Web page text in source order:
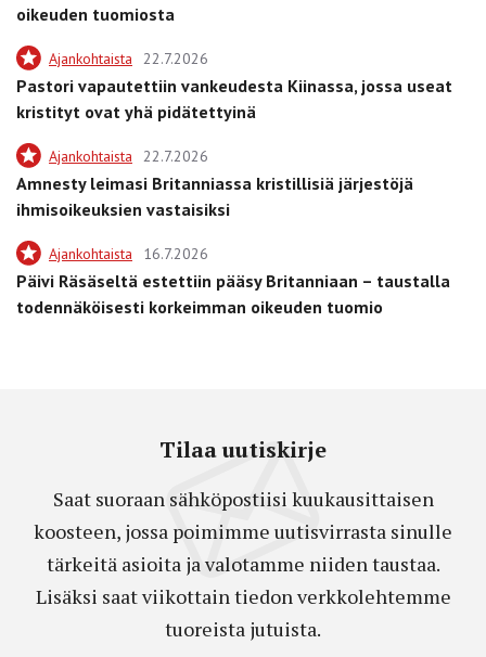
oikeuden tuomiosta
Ajankohtaista 22.7.2026
Pastori vapautettiin vankeudesta Kiinassa, jossa useat
kristityt ovat yhä pidätettyinä
Ajankohtaista 22.7.2026
Amnesty leimasi Britanniassa kristillisiä järjestöjä
ihmisoikeuksien vastaisiksi
Ajankohtaista 16.7.2026
Päivi Räsäseltä estettiin pääsy Britanniaan – taustalla
todennäköisesti korkeimman oikeuden tuomio
Tilaa uutiskirje
Saat suoraan sähköpostiisi kuukausittaisen
koosteen, jossa poimimme uutisvirrasta sinulle
tärkeitä asioita ja valotamme niiden taustaa.
Lisäksi saat viikottain tiedon verkkolehtemme
tuoreista jutuista.